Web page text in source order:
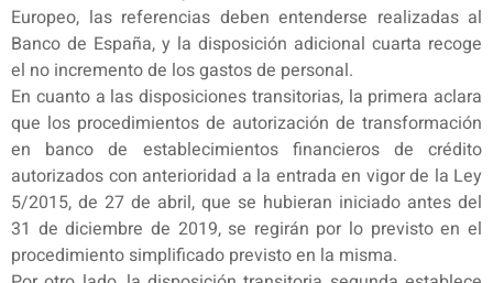
Europeo, las referencias deben entenderse realizadas al
Banco de España, y la disposición adicional cuarta recoge
el no incremento de los gastos de personal.
En cuanto a las disposiciones transitorias, la primera aclara
que los procedimientos de autorización de transformación
en banco de establecimientos financieros de crédito
autorizados con anterioridad a la entrada en vigor de la Ley
5/2015, de 27 de abril, que se hubieran iniciado antes del
31 de diciembre de 2019, se regirán por lo previsto en el
procedimiento simplificado previsto en la misma.